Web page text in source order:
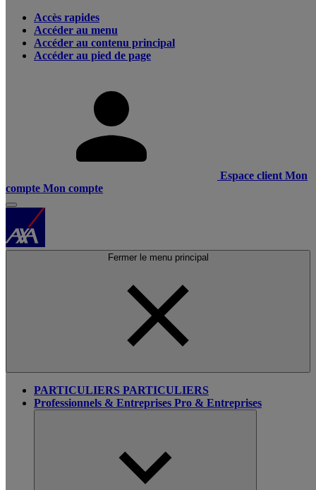
Accès rapides
Accéder au menu
Accéder au contenu principal
Accéder au pied de page
Espace client Mon
compte Mon compte
Fermer le menu principal
PARTICULIERS PARTICULIERS
Professionnels & Entreprises Pro & Entreprises